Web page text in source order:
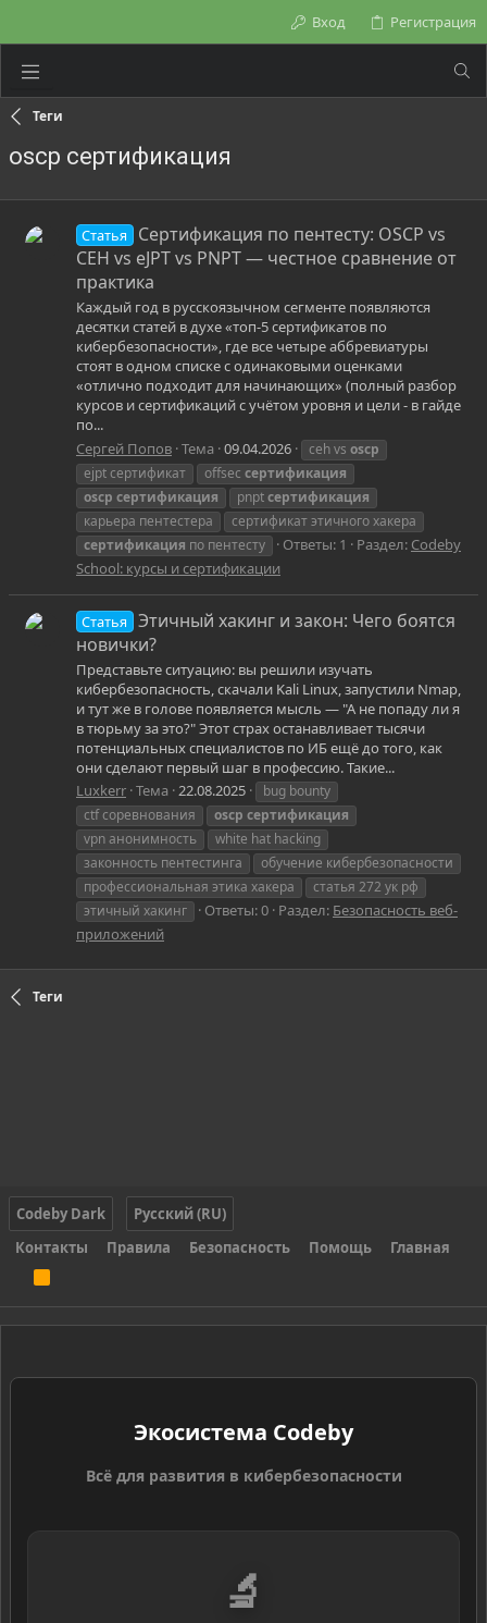
Вход Регистрация
Теги
oscp сертификация
Статья
Сертификация по пентесту: OSCP vs
CEH vs eJPT vs PNPT — честное сравнение от
практика
Каждый год в русскоязычном сегменте появляются
десятки статей в духе «топ-5 сертификатов по
кибербезопасности», где все четыре аббревиатуры
стоят в одном списке с одинаковыми оценками
«отлично подходит для начинающих» (полный разбор
курсов и сертификаций с учётом уровня и цели - в гайде
по...
Сергей Попов Тема 09.04.2026 ceh vs oscp
ejpt сертификат
offsec сертификация
oscp сертификация pnptсертификация
карьера пентестера
сертификат этичного хакера
сертификация по пентесту Ответы: 1 Раздел: Codeby
School: курсы и сертификации
Статья
Этичный хакинг и закон: Чего боятся
новички?
Представьте ситуацию: вы решили изучать
кибербезопасность, скачали Kali Linux, запустили Nmap,
и тут же в голове появляется мысль — "А не попаду ли я
в тюрьму за это?" Этот страх останавливает тысячи
потенциальных специалистов по ИБ ещё до того, как
они сделают первый шаг в профессию. Такие...
Luxkerr Тема 22.08.2025
bug bounty
ctf соревнования
oscp сертификация
vpn анонимность
white hat hacking
законность пентестинга
обучение кибербезопасности
профессиональная этика хакера
статья 272 ук рф
этичный хакинг
Ответы: 0 Раздел: Безопасность веб-
приложений
Теги
Codeby Dark
Русский (RU)
Контакты
Правила Безопасность Помощь Главная
S
Экосистема Codeby
Всё для развития в кибербезопасности
🔬